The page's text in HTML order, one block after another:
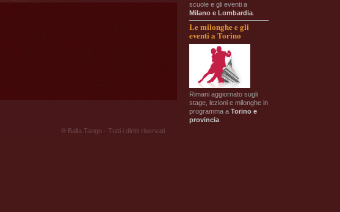
scuole e gli eventi a
Milano e Lombardia
Le milonghe e gli
eventi a Torino
Rimani aggiornato sugli
stage, lezioni e milonghe in
programma a Torino e
provincia
® Balla Tango - Tutti i diritti riservati